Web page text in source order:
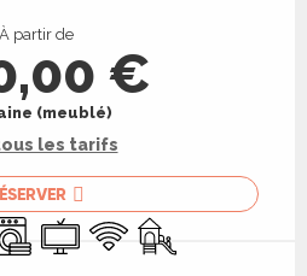
À partir de
€
(meublé)
les tarifs
linge
linge
Télévision
WiFi Jeux pour enfants